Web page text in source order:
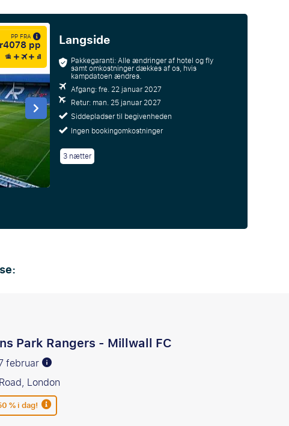
PP FRApp Langside
Pakkegaranti: Alle ændringer af hotel og fly
samt omkostninger dækkes af os, hvis
kampdatoen ændres.
Afgang: fre. 22 januar 2027
Retur: man. 25 januar 2027
Siddepladser til begivenheden
Ingen bookingomkostninger
3 nætter
Park Rangers - Millwall FC
februar
London
% i dag!